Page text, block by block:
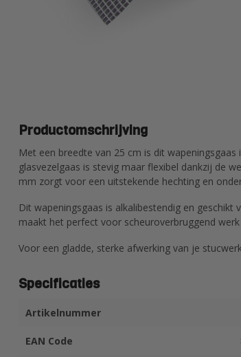
Productomschrijving
Met een breedte van 25 cm is dit
glasvezelgaas is stevig maar flexibel dankzij de
mm zorgt voor een uitstekende hechting en
Dit wapeningsgaas is alkalibestendig en
maakt het perfect voor scheuroverbruggend
Voor een gladde, sterke afwerking van je
Specificaties
Artikelnummer
EAN Code